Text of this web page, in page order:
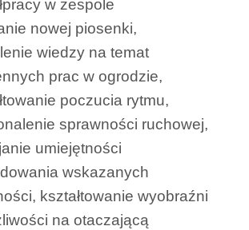
w zespole
nowej piosenki,
wiedzy na temat
prac w ogrodzie,
poczucia rytmu,
sprawności ruchowej,
umiejętności
wskazanych
kształtowanie wyobraźni
na otaczającą